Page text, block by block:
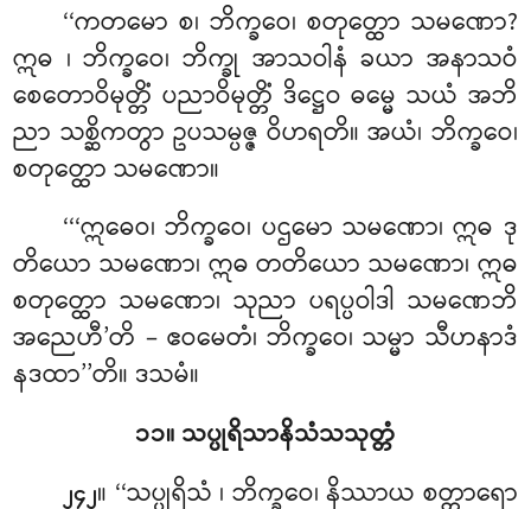
‘‘ကတမော စ၊ ဘိက္ခဝေ၊ စတုတ္ထော သမဏော?
ဣဓ ၊ ဘိက္ခဝေ၊ ဘိက္ခု အာသဝါနံ ခယာ အနာသဝံ
စေတောဝိမုတ္တိံ ပညာဝိမုတ္တိံ ဒိဋ္ဌေဝ ဓမ္မေ သယံ အဘိ
ညာ သစ္ဆိကတွာ ဥပသမ္ပဇ္ဇ ဝိဟရတိ။ အယံ၊ ဘိက္ခဝေ၊
စတုတ္ထော သမဏော။
‘‘‘ဣဓေဝ၊ ဘိက္ခဝေ၊ ပဌမော သမဏော၊ ဣဓ ဒု
တိယော သမဏော၊ ဣဓ တတိယော သမဏော၊ ဣဓ
စတုတ္ထောသမဏော၊ သုညာ ပရပ္ပဝါဒါ သမဏေဘိ
အညေဟီ’တိ – ဧဝမေတံ၊ ဘိက္ခဝေ၊ သမ္မာ သီဟနာဒံ
နဒထာ’’တိ။ ဒသမံ။
၁၁။ သပ္ပုရိသာနိသံသသုတ္တံ
၂၄၂။ ‘‘သပ္ပုရိသံ ၊ ဘိက္ခဝေ၊ နိဿာယ စတ္တာရော